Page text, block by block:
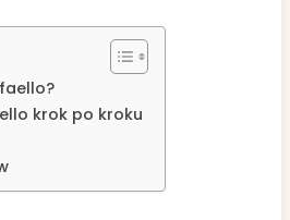
krok po kroku